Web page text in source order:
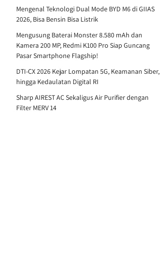
Mengenal Teknologi Dual Mode BYD M6 di GIIAS
2026, Bisa Bensin Bisa Listrik
Mengusung Baterai Monster 8.580 mAh dan
Kamera 200 MP, Redmi K100 Pro Siap Guncang
Pasar Smartphone Flagship!
DTI-CX 2026 Kejar Lompatan 5G, Keamanan Siber,
hingga Kedaulatan Digital RI
Sharp AIREST AC Sekaligus Air Purifier dengan
Filter MERV 14